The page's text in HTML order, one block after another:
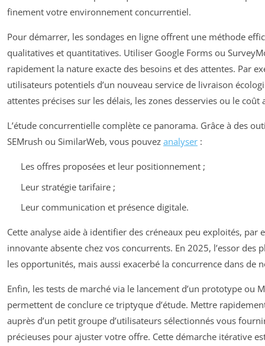
finement votre environnement concurrentiel.
Pour démarrer, les sondages en ligne offrent une méthode
qualitatives et quantitatives. Utiliser Google Forms ou
rapidement la nature exacte des besoins et des attentes. Par
utilisateurs potentiels d’un nouveau service de livraison
attentes précises sur les délais, les zones desservies ou le coût
L’étude concurrentielle complète ce panorama. Grâce à des
SEMrush ou SimilarWeb, vous pouvez analyser :
Les offres proposées et leur positionnement ;
Leur stratégie tarifaire ;
Leur communication et présence digitale.
Cette analyse aide à identifier des créneaux peu exploités, par
innovante absente chez vos concurrents. En 2025, l’essor
les opportunités, mais aussi exacerbé la concurrence dans de
Enfin, les tests de marché via le lancement d’un prototype ou
permettent de conclure ce triptyque d’étude. Mettre
auprès d’un petit groupe d’utilisateurs sélectionnés vous
précieuses pour ajuster votre offre. Cette démarche itérative